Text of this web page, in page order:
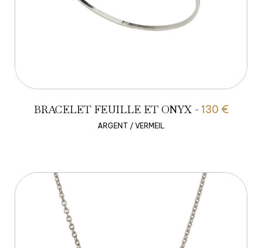
BRACELET FEUILLE ET ONYX - 130 €
ARGENT / VERMEIL